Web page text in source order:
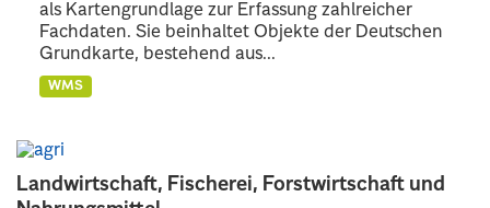
Landwirtschaft, Fischerei, Forstwirtschaft und
als Kartengrundlage zur Erfassung zahlreicher
Fachdaten. Sie beinhaltet Objekte der Deutschen
Grundkarte, bestehend aus...
WMS